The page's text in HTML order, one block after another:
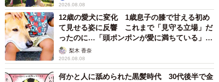
2026.08.08
12歳の愛犬に変化 1歳息子の膝で甘える初め
て見せる姿に反響 これまで「見守る立場」だ
ったのに…「頭ポンポンが愛に満ちている」
「尊…」
梨木 香奈
2026.08.08
何かと人に舐められた黒髪時代 30代後半で金